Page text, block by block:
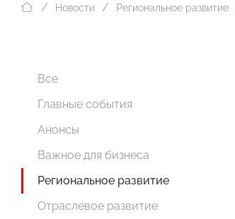
Новости Региональное развитие
Все
Главные события
Анонсы
Важное для бизнеса
Региональное развитие
Отраслевое развитие